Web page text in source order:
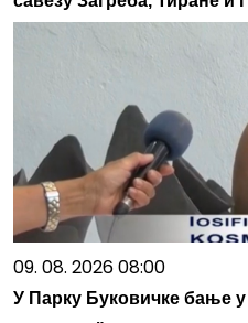
09. 08. 2026 08:00
У Парку Буковичке бање